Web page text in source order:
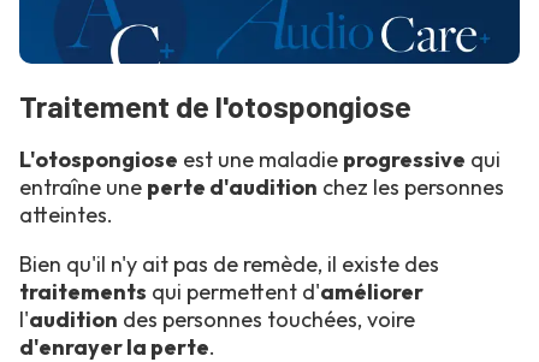
Traitement de l'otospongiose
L'otospongiose est une maladie progressive qui
entraîne une perte d'audition chez les personnes
atteintes.
Bien qu'il n'y ait pas de remède, il existe des
traitements qui permettent d'améliorer
l'audition des personnes touchées, voire
d'enrayer la perte.